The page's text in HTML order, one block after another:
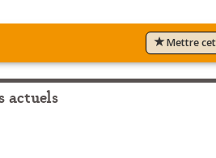
Mettre
actuels